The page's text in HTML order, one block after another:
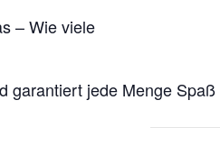
– Wie viele
garantiert jede Menge Spaß